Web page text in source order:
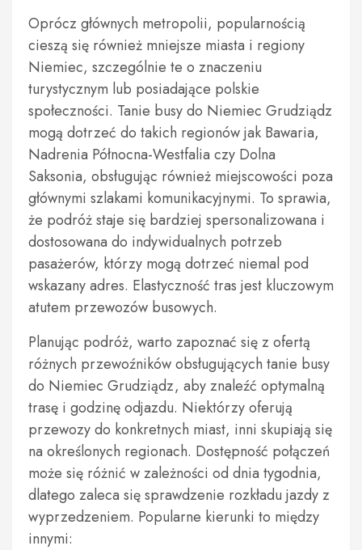
Oprócz głównych metropolii, popularnością
cieszą się również mniejsze miasta i regiony
Niemiec, szczególnie te o znaczeniu
turystycznym lub posiadające polskie
społeczności. Tanie busy do Niemiec Grudziądz
mogą dotrzeć do takich regionów jak Bawaria,
Nadrenia Północna-Westfalia czy Dolna
Saksonia, obsługując również miejscowości poza
głównymi szlakami komunikacyjnymi. To sprawia,
że podróż staje się bardziej spersonalizowana i
dostosowana do indywidualnych potrzeb
pasażerów, którzy mogą dotrzeć niemal pod
wskazany adres. Elastyczność tras jest kluczowym
atutem przewozów busowych.
Planując podróż, warto zapoznać się z ofertą
różnych przewoźników obsługujących tanie busy
do Niemiec Grudziądz, aby znaleźć optymalną
trasę i godzinę odjazdu. Niektórzy oferują
przewozy do konkretnych miast, inni skupiają się
na określonych regionach. Dostępność połączeń
może się różnić w zależności od dnia tygodnia,
dlatego zaleca się sprawdzenie rozkładu jazdy z
wyprzedzeniem. Popularne kierunki to między
innymi: